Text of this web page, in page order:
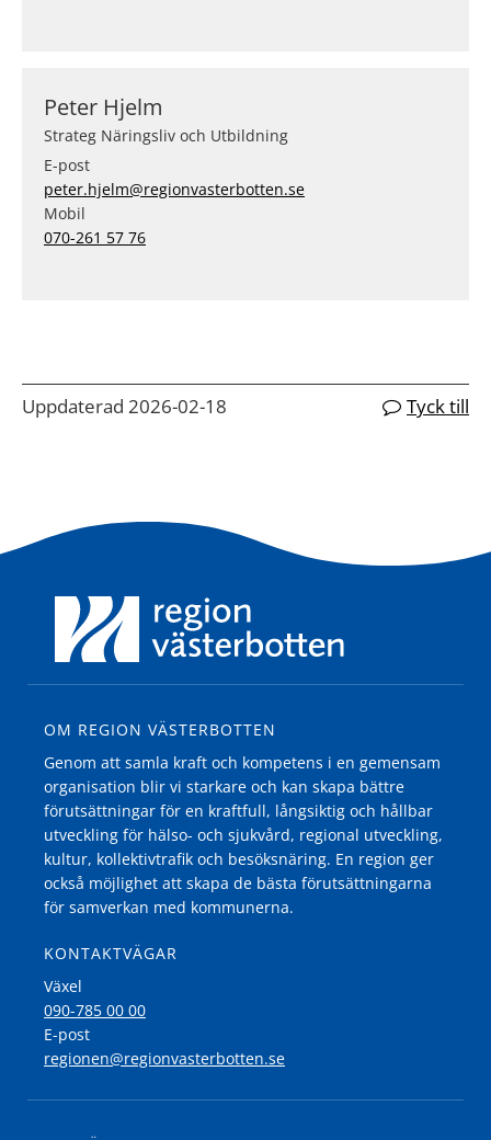
Peter Hjelm
Strateg Näringsliv och Utbildning
E-post
peter.hjelm@regionvasterbotten.se
Mobil
070-261 57 76
Uppdaterad 2026-02-18 Tyck till
OM REGION VÄSTERBOTTEN
Genom att samla kraft och kompetens i en gemensam
organisation blir vi starkare och kan skapa bättre
förutsättningar för en kraftfull, långsiktig och hållbar
utveckling för hälso- och sjukvård, regional utveckling,
kultur, kollektivtrafik och besöksnäring. En region ger
också möjlighet att skapa de bästa förutsättningarna
för samverkan med kommunerna.
KONTAKTVÄGAR
Växel
090-785 00 00
E-post
regionen@regionvasterbotten.se